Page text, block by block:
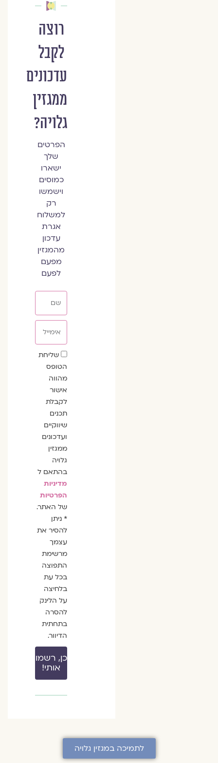
רוצה
לקבל
עדכונים
ממגזין
גלויה?
הפרטים
שלך
ישארו
כמוסים
וישמשו
רק
למשלוח
אגרת
עדכון
מהמגזין
מפעם
לפעם
שדה
הסכמה
שליחת
הטופס
מהווה
אישור
לקבלת
תכנים
שיווקיים
ועדכונים
ממגזין
גלויה
בהתאם ל
מדיניות
הפרטיות
של האתר.
* ניתן
להסיר את
עצמך
מרשימת
התפוצה
בכל עת
בלחיצה
על הלינק
להסרה
בתחתית
הדיוור.
כן, רשמו
אותי!
לתמיכה במגזין גלויה